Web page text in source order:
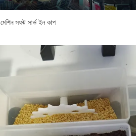
সফট সার্ভ ইন কাপ